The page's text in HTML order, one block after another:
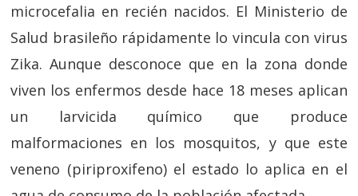
microcefalia en recién nacidos. El Ministerio de
Salud brasileño rápidamente lo vincula con virus
Zika. Aunque desconoce que en la zona donde
viven los enfermos desde hace 18 meses aplican
un larvicida químico que produce
malformaciones en los mosquitos, y que este
veneno (piriproxifeno) el estado lo aplica en el